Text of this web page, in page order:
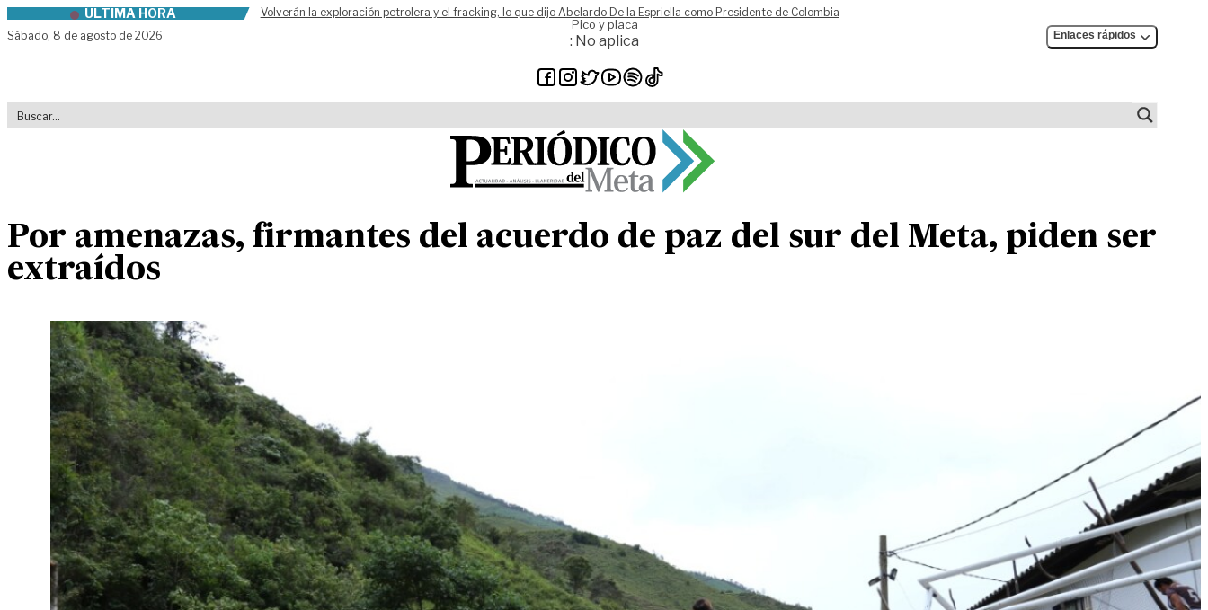
Skip to contentÚLTIMA HORA
Volverán la exploración petrolera y el fracking, lo que dijo Abelardo De la Espriella como Presidente de Colombia
Sábado, 8 de agosto de 2026
Pico y placa
: No aplica Enlaces rápidos
Por amenazas, firmantes del acuerdo de paz del sur del Meta, piden ser
extraídos